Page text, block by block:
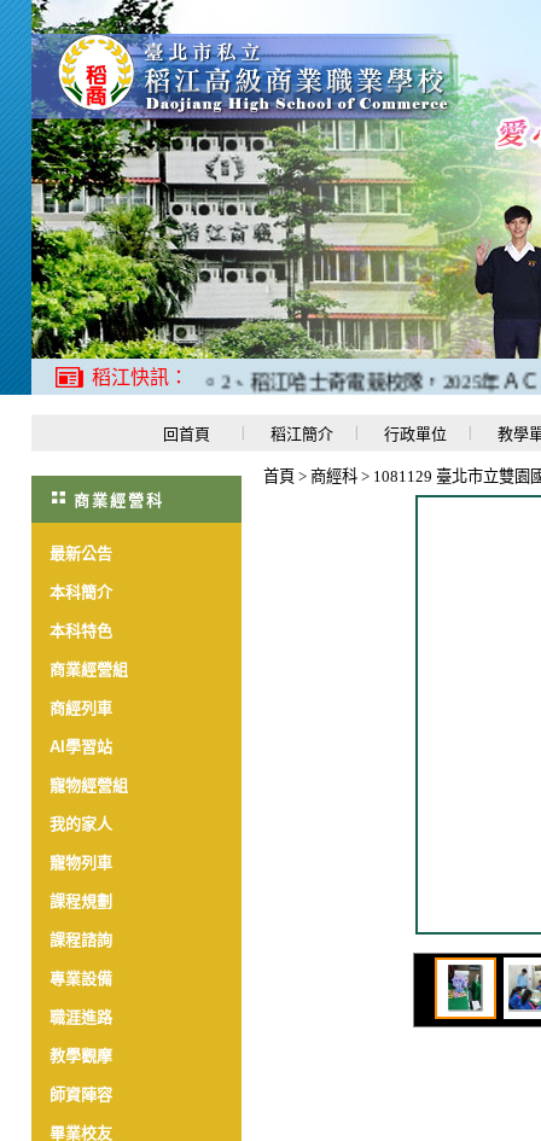
稻江快訊：
考取滿分180分」。 2、稻江哈士奇電競校隊，2025年ＡＣ
回首頁 稻江簡介 行政單位 教學
商業經營科
最新公告
本科簡介
本科特色
商業經營組
商經列車
AI學習站
寵物經營組
我的家人
寵物列車
課程規劃
課程諮詢
專業設備
職涯進路
教學觀摩
師資陣容
畢業校友
首頁 > 商經科 > 1081129 臺北市立雙園